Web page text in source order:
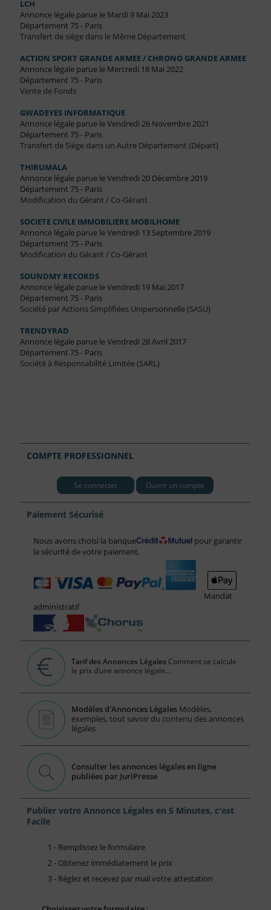
LCH
Annonce légale parue le Mardi 9 Mai 2023
Département 75 - Paris
Transfert de siège dans le Même Département
ACTION SPORT GRANDE ARMEE / CHRONO GRANDE ARMEE
Annonce légale parue le Mercredi 18 Mai 2022
Département 75 - Paris
Vente de Fonds
GWADEYES INFORMATIQUE
Annonce légale parue le Vendredi 26 Novembre 2021
Département 75 - Paris
Transfert de Siège dans un Autre Département (Départ)
THIRUMALA
Annonce légale parue le Vendredi 20 Décembre 2019
Département 75 - Paris
Modification du Gérant / Co-Gérant
SOCIETE CIVILE IMMOBILIERE MOBILHOME
Annonce légale parue le Vendredi 13 Septembre 2019
Département 75 - Paris
Modification du Gérant / Co-Gérant
SOUNDMY RECORDS
Annonce légale parue le Vendredi 19 Mai 2017
Département 75 - Paris
Société par Actions Simplifiées Unipersonnelle (SASU)
TRENDYRAD
Annonce légale parue le Vendredi 28 Avril 2017
Département 75 - Paris
Société à Responsabilité Limitée (SARL)
COMPTE PROFESSIONNEL
Se connecter Ouvrir un compte
Paiement Sécurisé
Nous avons choisi la banque
pour garantir
la sécurité de votre paiement.
Mandat
administratif
Tarif des Annonces Légales Comment se calcule
le prix d’une annonce légale...
Modèles d'Annonces Légales Modèles,
exemples, tout savoir du contenu des annonces
légales
Consulter les annonces légales en ligne
publiées par JuriPresse
Publier votre Annonce Légales en 5 Minutes, c'est
Facile
1 - Remplissez le formulaire
2 - Obtenez immédiatement le prix
3 - Réglez et recevez par mail votre attestation